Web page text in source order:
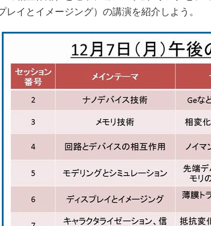
IHSアナリスト「未来展望」
「英語に愛されないエンジニア
ための新行動論
レイとイメージング）の講演を紹介しよう。